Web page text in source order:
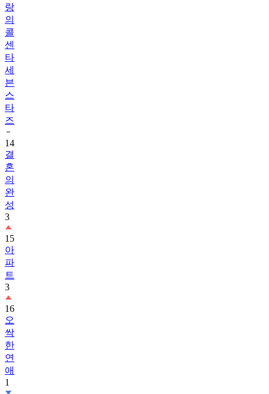
랑
의
콜
센
타
세
븐
스
타
즈
14
결
혼
의
완
성
3
15
아
파
트
3
16
오
싹
한
연
애
1